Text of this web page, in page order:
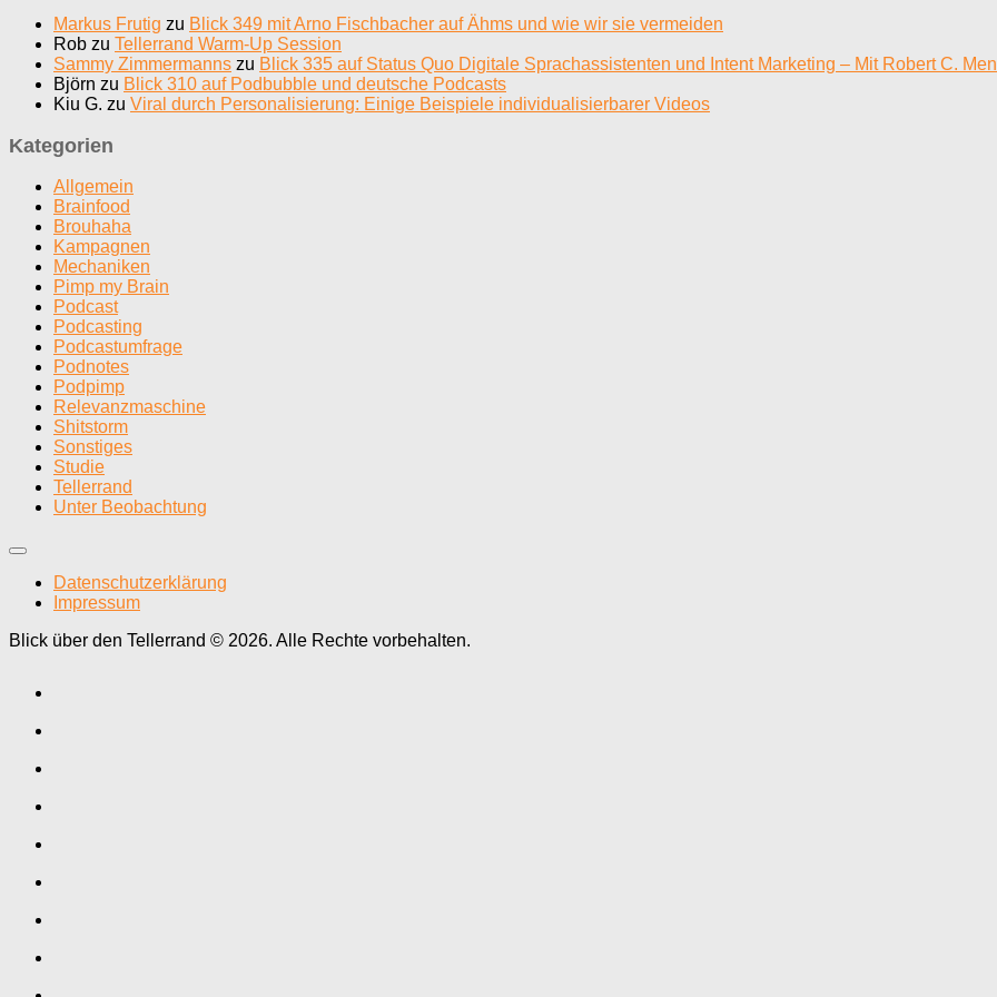
Markus Frutig zu Blick 349 mit Arno Fischbacher auf Ähms und wie wir sie vermeiden
Rob zu Tellerrand Warm-Up Session
Sammy Zimmermanns zu Blick 335 auf Status Quo Digitale Sprachassistenten und Intent Marketing – Mit Robert C.
Björn zu Blick 310 auf Podbubble und deutsche Podcasts
Kiu G. zu Viral durch Personalisierung: Einige Beispiele individualisierbarer Videos
Kategorien
Allgemein
Brainfood
Brouhaha
Kampagnen
Mechaniken
Pimp my Brain
Podcast
Podcasting
Podcastumfrage
Podnotes
Podpimp
Relevanzmaschine
Shitstorm
Sonstiges
Studie
Tellerrand
Unter Beobachtung
Datenschutzerklärung
Impressum
Blick über den Tellerrand © 2026. Alle Rechte vorbehalten.